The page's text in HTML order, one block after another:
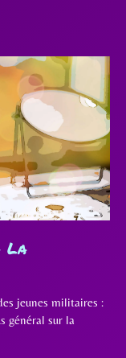
La
jeunes militaires :
général sur la